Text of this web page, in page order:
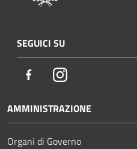
SEGUICI SU
FacebookInstagram
AMMINISTRAZIONE
Organi di Governo